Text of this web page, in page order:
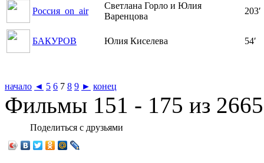
Россия_on_air
Светлана Горло и Юлия
Варенцова
203′
БАКУРОВ Юлия Киселева 54′
начало ◄ 5 6 7 8 9 ► конец
Фильмы 151 - 175 из 2665
Поделиться с друзьями